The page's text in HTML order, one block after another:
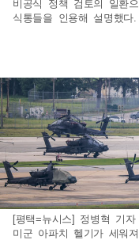
비공식 정책 검토의 일환
식통들을 인용해 설명했다.
[평택=뉴시스] 정병혁 기
미군 아파치 헬기가 세워